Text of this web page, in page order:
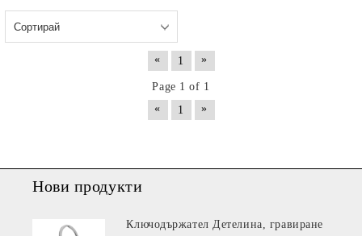
« 1 »
Page 1 of 1
«
1 »
Нови продукти
Ключодържател Детелина, гравиране